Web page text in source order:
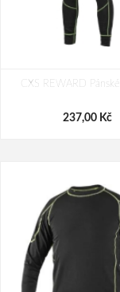
CXS REWARD Pánské
237,00 Kč